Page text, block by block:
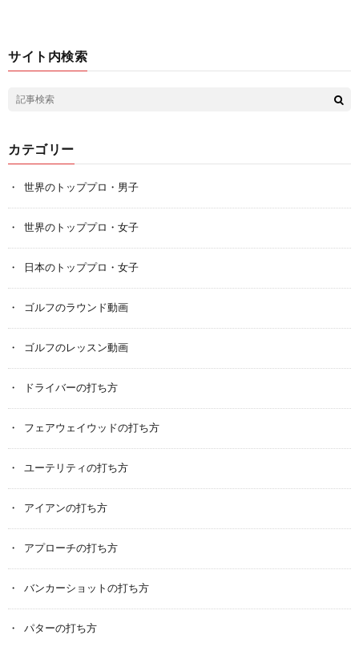
サイト内検索
カテゴリー
世界のトッププロ・男子
世界のトッププロ・女子
日本のトッププロ・女子
ゴルフのラウンド動画
ゴルフのレッスン動画
ドライバーの打ち方
フェアウェイウッドの打ち方
ユーテリティの打ち方
アイアンの打ち方
アプローチの打ち方
バンカーショットの打ち方
パターの打ち方